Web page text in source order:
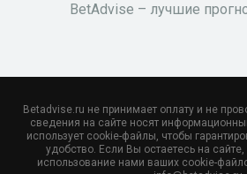
BetAdvise – лучшие
Betadvise.ru не принимает оплату и не
сведения на сайте носят
использует cookie-файлы, чтобы
удобство. Если Вы остаетесь на
использование нами ваших cookie-